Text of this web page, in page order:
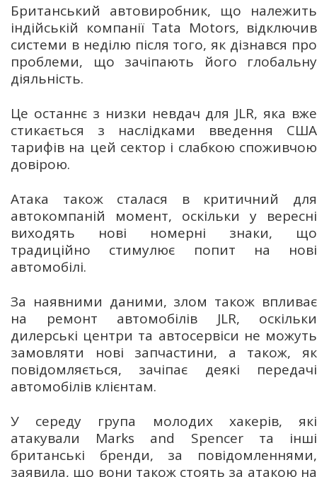
Британський автовиробник, що належить
індійській компанії Tata Motors, відключив
системи в неділю після того, як дізнався про
проблеми, що зачіпають його глобальну
діяльність.
Це останнє з низки невдач для JLR, яка вже
стикається з наслідками введення США
тарифів на цей сектор і слабкою споживчою
довірою.
Атака також сталася в критичний для
автокомпаній момент, оскільки у вересні
виходять нові номерні знаки, що
традиційно стимулює попит на нові
автомобілі.
За наявними даними, злом також впливає
на ремонт автомобілів JLR, оскільки
дилерські центри та автосервіси не можуть
замовляти нові запчастини, а також, як
повідомляється, зачіпає деякі передачі
автомобілів клієнтам.
У середу група молодих хакерів, які
атакували Marks and Spencer та інші
британські бренди, за повідомленнями,
заявила, що вони також стоять за атакою на